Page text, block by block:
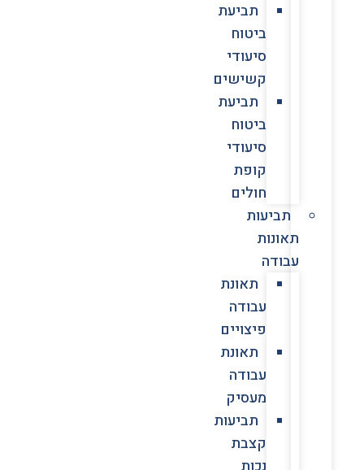
תביעת
ביטוח
סיעודי
קשישים
תביעת
ביטוח
סיעודי
קופת
חולים
תביעות
תאונות
עבודה
תאונת
עבודה
פיצויים
תאונת
עבודה
מעסיק
תביעות
קצבת
נכות